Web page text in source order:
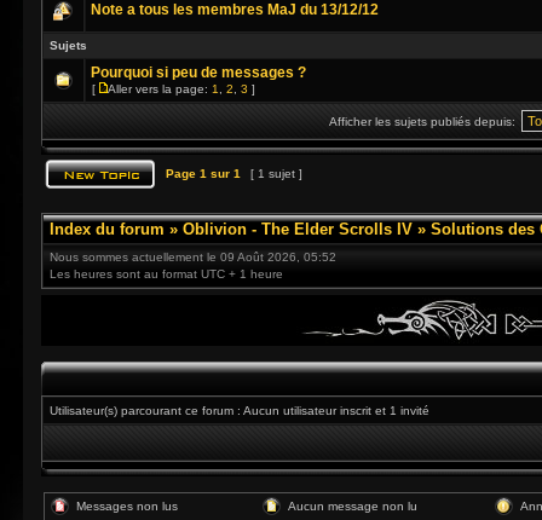
Note a tous les membres MaJ du 13/12/12
Sujets
Pourquoi si peu de messages ?
[ Aller vers la page: 1 2 3 ]
Afficher les sujets publiés depuis:
Page 1 sur 1 [ 1 sujet ]
Index du forum » Oblivion - The Elder Scrolls IV » Solutions des
Nous sommes actuellement le 09 Août 2026, 05:52
Les heures sont au format UTC + 1 heure
Utilisateur(s) parcourant ce forum : Aucun utilisateur inscrit et 1 invité
Messages non lus Aucun message non lu